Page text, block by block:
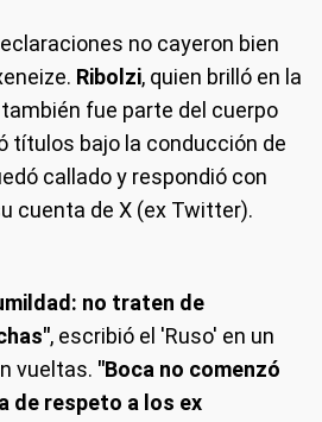
no cayeron bien
Ribolzi, quien brilló en la
fue parte del cuerpo
títulos bajo la conducción de
callado y respondió con
cuenta de X (ex Twitter).
no traten de
, escribió el 'Ruso' en un
vueltas. "Boca no comenzó
de respeto a los ex